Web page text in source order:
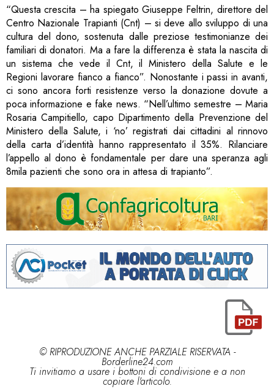
“Questa crescita – ha spiegato Giuseppe Feltrin, direttore del
Centro Nazionale Trapianti (Cnt) – si deve allo sviluppo di una
cultura del dono, sostenuta dalle preziose testimonianze dei
familiari di donatori. Ma a fare la differenza è stata la nascita di
un sistema che vede il Cnt, il Ministero della Salute e le
Regioni lavorare fianco a fianco”. Nonostante i passi in avanti,
ci sono ancora forti resistenze verso la donazione dovute a
poca informazione e fake news. “Nell’ultimo semestre – Maria
Rosaria Campitiello, capo Dipartimento della Prevenzione del
Ministero della Salute, i ‘no’ registrati dai cittadini al rinnovo
della carta d’identità hanno rappresentato il 35%. Rilanciare
l’appello al dono è fondamentale per dare una speranza agli
8mila pazienti che sono ora in attesa di trapianto”.
© RIPRODUZIONE ANCHE PARZIALE RISERVATA -
Borderline24.com
Ti invitiamo a usare i bottoni di condivisione e a non
copiare l'articolo.